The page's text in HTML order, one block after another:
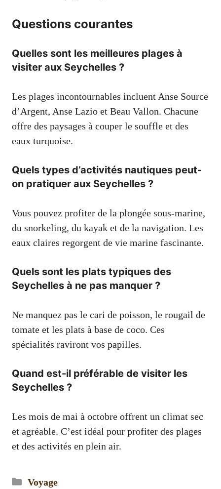
Questions courantes
Quelles sont les meilleures plages à
visiter aux Seychelles ?
Les plages incontournables incluent Anse Source
d’Argent, Anse Lazio et Beau Vallon. Chacune
offre des paysages à couper le souffle et des
eaux turquoise.
Quels types d’activités nautiques peut-
on pratiquer aux Seychelles ?
Vous pouvez profiter de la plongée sous-marine,
du snorkeling, du kayak et de la navigation. Les
eaux claires regorgent de vie marine fascinante.
Quels sont les plats typiques des
Seychelles à ne pas manquer ?
Ne manquez pas le cari de poisson, le rougail de
tomate et les plats à base de coco. Ces
spécialités raviront vos papilles.
Quand est-il préférable de visiter les
Seychelles ?
Les mois de mai à octobre offrent un climat sec
et agréable. C’est idéal pour profiter des plages
et des activités en plein air.
Catégories
Voyage